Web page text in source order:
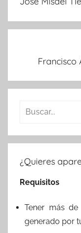
Francisco
Buscar:
¿Quieres
Requisitos
Tener más
generado por